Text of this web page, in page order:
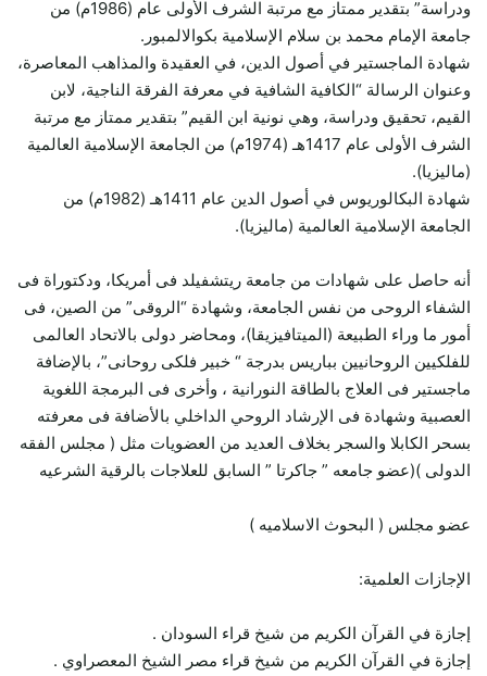
ودراسة” بتقدير ممتاز مع مرتبة الشرف الأولى عام (1986م) من
جامعة الإمام محمد بن سلام الإسلامية بكوالالمبور.
شهادة الماجستير في أصول الدين، في العقيدة والمذاهب المعاصرة،
وعنوان الرسالة “الكافية الشافية في معرفة الفرقة الناجية، لابن
القيم، تحقيق ودراسة، وهي نونية ابن القيم” بتقدير ممتاز مع مرتبة
الشرف الأولى عام 1417هـ (1974م) من الجامعة الإسلامية العالمية
(ماليزيا).
شهادة البكالوريوس في أصول الدين عام 1411هـ (1982م) من
الجامعة الإسلامية العالمية (ماليزيا).
أنه حاصل على شهادات من جامعة ريتشفيلد فى أمريكا، ودكتوراة فى
الشفاء الروحى من نفس الجامعة، وشهادة “الروقى” من الصين، فى
أمور ما وراء الطبيعة (الميتافيزيقا)، ومحاضر دولى بالاتحاد العالمى
للفلكيين الروحانيين بباريس بدرجة “ خبير فلكى روحانى”، بالإضافة
ماجستير فى العلاج بالطاقة النورانية ، وأخرى فى البرمجة اللغوية
العصبية وشهادة فى الإرشاد الروحي الداخلي بالأضافة فى معرفته
بسحر الكابلا والسجر بخلاف العديد من العضويات مثل ( مجلس الفقه
الدولى )(عضو جامعه ” جاكرتا ” السابق للعلاجات بالرقية الشرعيه
عضو مجلس ( البحوث الاسلاميه )
الإجازات العلمية:
إجازة في القرآن الكريم من شيخ قراء السودان .
إجازة في القرآن الكريم من شيخ قراء مصر الشيخ المعصراوي .